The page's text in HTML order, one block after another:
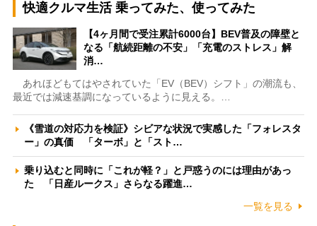
快適クルマ生活 乗ってみた、使ってみた
【4ヶ月間で受注累計6000台】BEV普及の障壁と
なる「航続距離の不安」「充電のストレス」解
消…
あれほどもてはやされていた「EV（BEV）シフト」の潮流も、
最近では減速基調になっているように見える。…
《雪道の対応力を検証》シビアな状況で実感した「フォレスタ
ー」の真価 「ターボ」と「スト…
乗り込むと同時に「これが軽？」と戸惑うのには理由があっ
た 「日産ルークス」さらなる躍進…
一覧を見る